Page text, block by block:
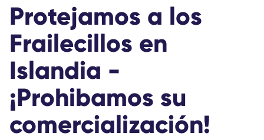
INICIAR SESIÓN
Protejamos a los
Frailecillos en
Islandia -
¡Prohibamos su
comercialización!